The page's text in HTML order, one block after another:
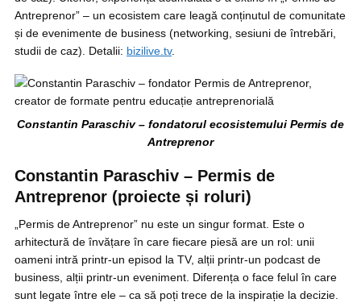
Antreprenor” – un ecosistem care leagă conținutul de comunitate
și de evenimente de business (networking, sesiuni de întrebări,
studii de caz). Detalii: bizilive.tv.
Constantin Paraschiv – fondatorul ecosistemului Permis de
Antreprenor
Constantin Paraschiv – Permis de
Antreprenor (proiecte și roluri)
„Permis de Antreprenor” nu este un singur format. Este o
arhitectură de învățare în care fiecare piesă are un rol: unii
oameni intră printr-un episod la TV, alții printr-un podcast de
business, alții printr-un eveniment. Diferența o face felul în care
sunt legate între ele – ca să poți trece de la inspirație la decizie.